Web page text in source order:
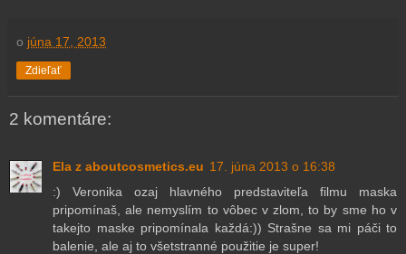
o júna 17, 2013
Zdieľať
2 komentáre:
Ela z aboutcosmetics.eu 17. júna 2013 o 16:38
:) Veronika ozaj hlavného predstaviteľa filmu maska
pripomínaš, ale nemyslím to vôbec v zlom, to by sme ho v
takejto maske pripomínala každá:)) Strašne sa mi páči to
balenie, ale aj to všetstranné použitie je super!